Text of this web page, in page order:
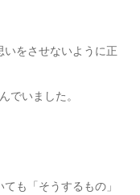
いをさせないように正
でいました。
も「そうするもの」